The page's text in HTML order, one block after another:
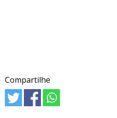
Compartilhe